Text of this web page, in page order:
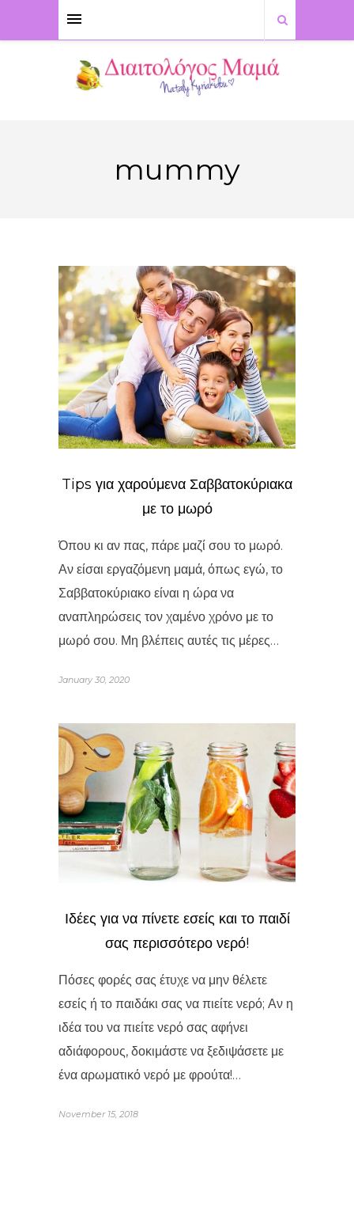
mummy
Tips για χαρούμενα Σαββατοκύριακα
με το μωρό
Όπου κι αν πας, πάρε μαζί σου το μωρό.
Αν είσαι εργαζόμενη μαμά, όπως εγώ, το
Σαββατοκύριακο είναι η ώρα να
αναπληρώσεις τον χαμένο χρόνο με το
μωρό σου. Μη βλέπεις αυτές τις μέρες…
January 30, 2020
Ιδέες για να πίνετε εσείς και το παιδί
σας περισσότερο νερό!
Πόσες φορές σας έτυχε να μην θέλετε
εσείς ή το παιδάκι σας να πιείτε νερό; Αν η
ιδέα του να πιείτε νερό σας αφήνει
αδιάφορους, δοκιμάστε να ξεδιψάσετε με
ένα αρωματικό νερό με φρούτα!…
November 15, 2018